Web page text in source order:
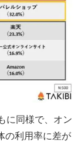
に同様で、オン
の利用率に差が